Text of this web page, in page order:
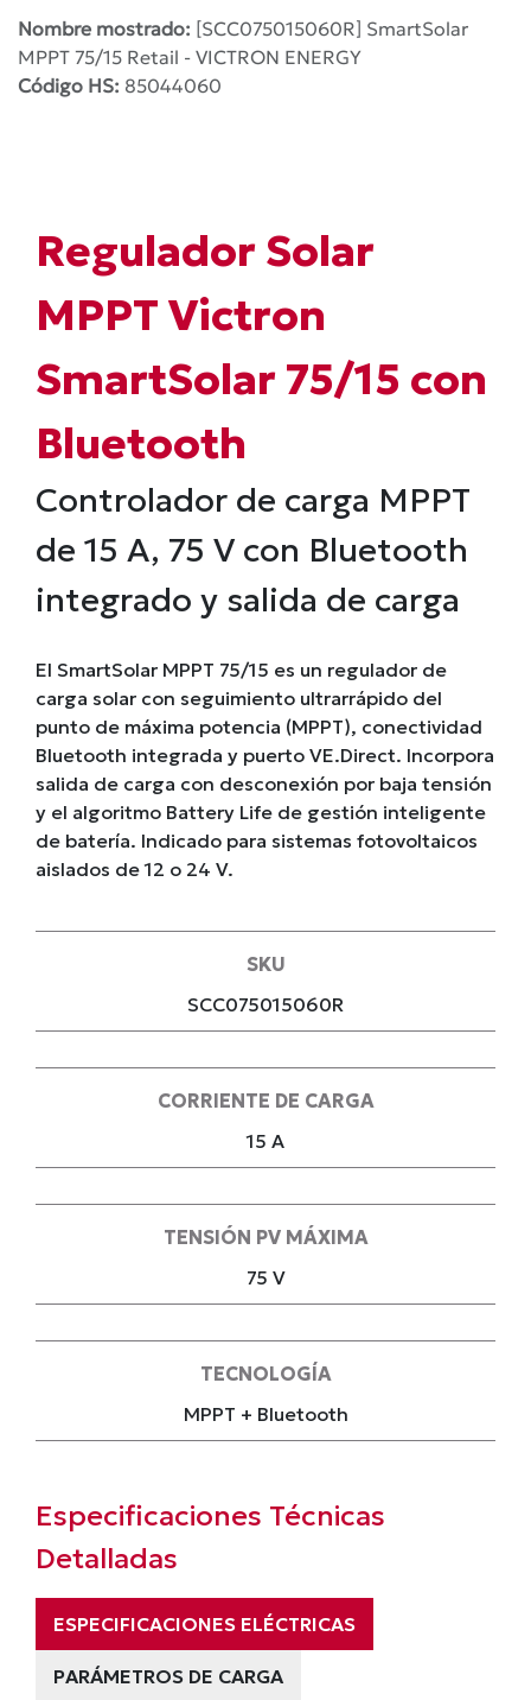
Nombre mostrado: [SCC075015060R] SmartSolar
MPPT 75/15 Retail - VICTRON ENERGY
Código HS: 85044060
Regulador Solar
MPPT Victron
SmartSolar 75/15 con
Bluetooth
Controlador de carga MPPT
de 15 A, 75 V con Bluetooth
integrado y salida de carga
El SmartSolar MPPT 75/15 es un regulador de
carga solar con seguimiento ultrarrápido del
punto de máxima potencia (MPPT), conectividad
Bluetooth integrada y puerto VE.Direct. Incorpora
salida de carga con desconexión por baja tensión
y el algoritmo Battery Life de gestión inteligente
de batería. Indicado para sistemas fotovoltaicos
aislados de 12 o 24 V.
SKU
SCC075015060R
CORRIENTE DE CARGA
15 A
TENSIÓN PV MÁXIMA
75 V
TECNOLOGÍA
MPPT + Bluetooth
Especificaciones Técnicas
Detalladas
ESPECIFICACIONES ELÉCTRICAS
PARÁMETROS DE CARGA